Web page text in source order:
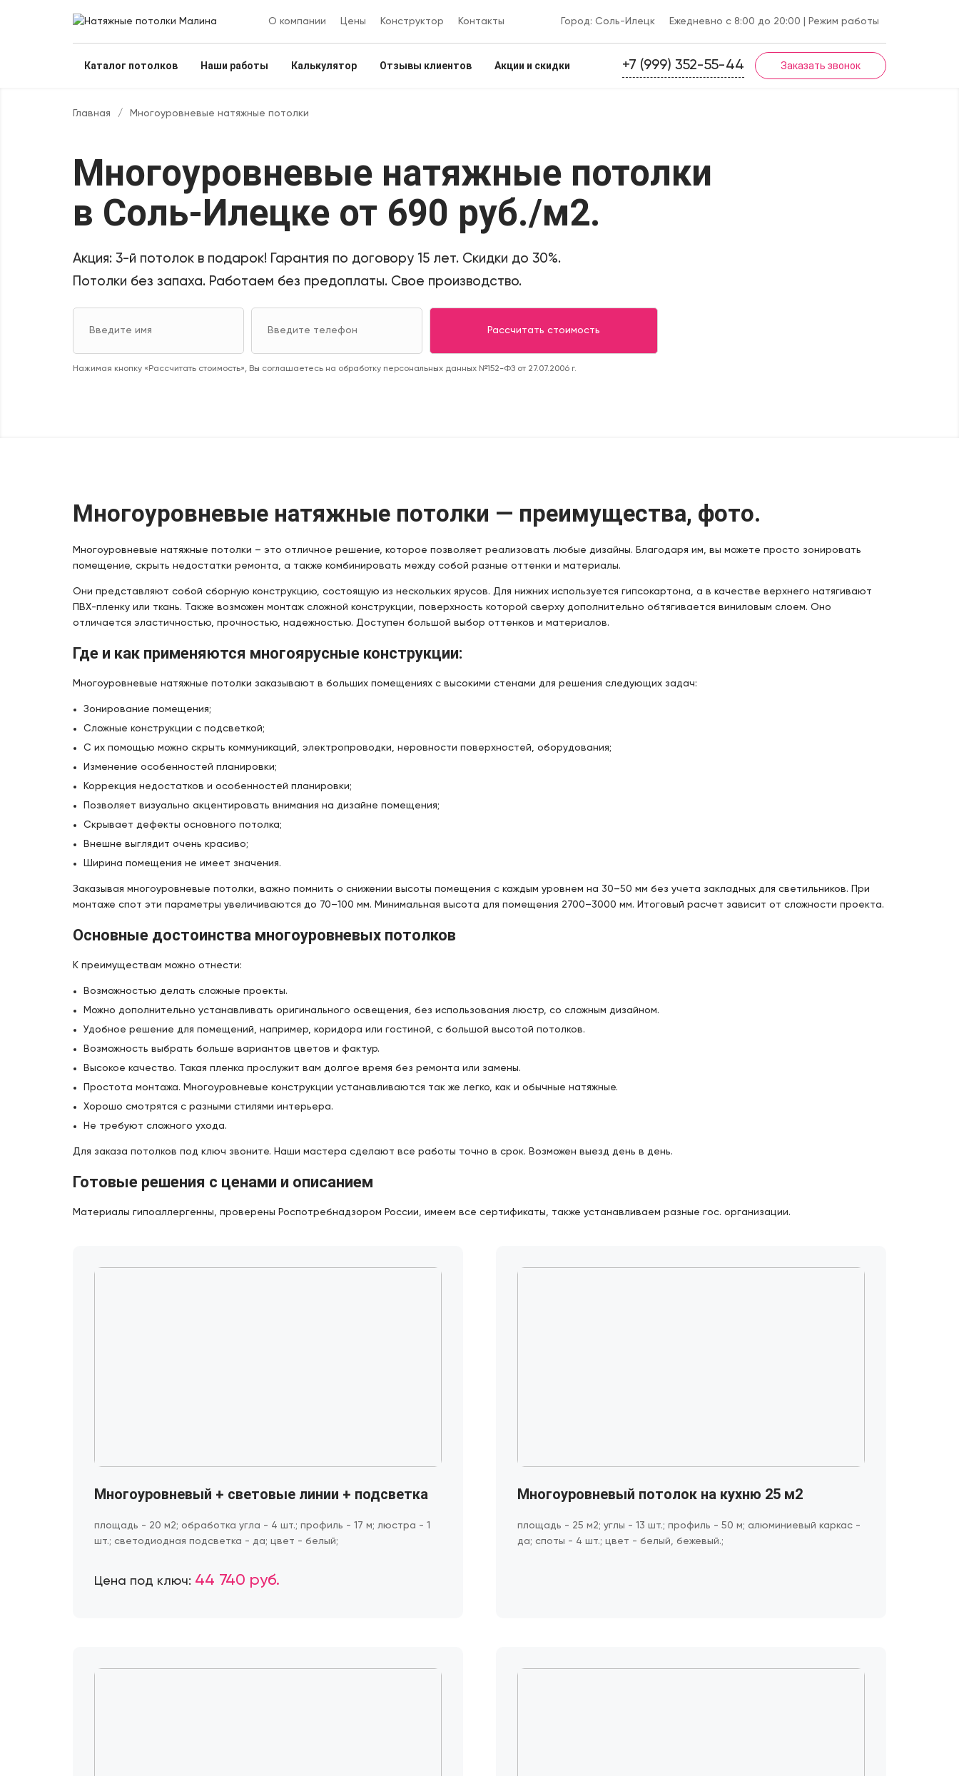
О компании Цены Конструктор Контакты Город: Соль-Илецк Ежедневно с 8:00 до 20:00 | Режим работы
Каталог потолков Наши работы Калькулятор Отзывы клиентов Акции и скидки +7 (999) 352-55-44 Заказать звонок
Главная / Многоуровневые натяжные потолки
Многоуровневые натяжные потолки
в Соль-Илецке от 690 руб./м2.
Акция: 3-й потолок в подарок! Гарантия по договору 15 лет. Скидки до 30%.
Потолки без запаха. Работаем без предоплаты. Свое производство.
Нажимая кнопку «Рассчитать стоимость», Вы соглашаетесь на обработку персональных данных №152-ФЗ от 27.07.2006 г.
Многоуровневые натяжные потолки — преимущества, фото.
Многоуровневые натяжные потолки – это отличное решение, которое позволяет реализовать любые дизайны. Благодаря им, вы можете просто зонировать
помещение, скрыть недостатки ремонта, а также комбинировать между собой разные оттенки и материалы.
Они представляют собой сборную конструкцию, состоящую из нескольких ярусов. Для нижних используется гипсокартона, а в качестве верхнего натягивают
ПВХ-пленку или ткань. Также возможен монтаж сложной конструкции, поверхность которой сверху дополнительно обтягивается виниловым слоем. Оно
отличается эластичностью, прочностью, надежностью. Доступен большой выбор оттенков и материалов.
Где и как применяются многоярусные конструкции:
Многоуровневые натяжные потолки заказывают в больших помещениях с высокими стенами для решения следующих задач:
Зонирование помещения;
Сложные конструкции с подсветкой;
С их помощью можно скрыть коммуникаций, электропроводки, неровности поверхностей, оборудования;
Изменение особенностей планировки;
Коррекция недостатков и особенностей планировки;
Позволяет визуально акцентировать внимания на дизайне помещения;
Скрывает дефекты основного потолка;
Внешне выглядит очень красиво;
Ширина помещения не имеет значения.
Заказывая многоуровневые потолки, важно помнить о снижении высоты помещения с каждым уровнем на 30–50 мм без учета закладных для светильников. При
монтаже спот эти параметры увеличиваются до 70–100 мм. Минимальная высота для помещения 2700–3000 мм. Итоговый расчет зависит от сложности проекта.
Основные достоинства многоуровневых потолков
К преимуществам можно отнести:
Возможностью делать сложные проекты.
Можно дополнительно устанавливать оригинального освещения, без использования люстр, со сложным дизайном.
Удобное решение для помещений, например, коридора или гостиной, с большой высотой потолков.
Возможность выбрать больше вариантов цветов и фактур.
Высокое качество. Такая пленка прослужит вам долгое время без ремонта или замены.
Простота монтажа. Многоуровневые конструкции устанавливаются так же легко, как и обычные натяжные.
Хорошо смотрятся с разными стилями интерьера.
Не требуют сложного ухода.
Для заказа потолков под ключ звоните. Наши мастера сделают все работы точно в срок. Возможен выезд день в день.
Готовые решения с ценами и описанием
Материалы гипоаллергенны, проверены Роспотребнадзором России, имеем все сертификаты, также устанавливаем разные гос. организации.
Многоуровневый + световые линии + подсветка
площадь - 20 м2; обработка угла - 4 шт.; профиль - 17 м; люстра - 1
шт.; светодиодная подсветка - да; цвет - белый;
Цена под ключ: 44 740 руб.
Многоуровневый потолок на кухню 25 м2
площадь - 25 м2; углы - 13 шт.; профиль - 50 м; алюминиевый каркас -
да; споты - 4 шт.; цвет - белый, бежевый.;